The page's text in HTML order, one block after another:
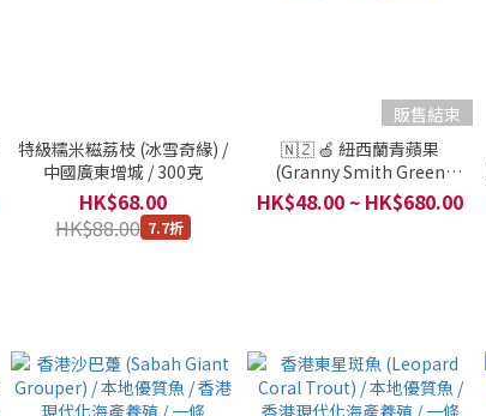
特級糯米糍荔枝 (冰雪奇緣) /
中國廣東增城 / 300克
HK$68.00
HK$88.00 7.7折
販售結束
🇳🇿 🍏 紐西蘭青蘋果
(Granny Smith Green
Apple) - 非有機 / 紐西蘭水果
系列 / 一份 4隻 700克
HK$48.00 ~ HK$680.00